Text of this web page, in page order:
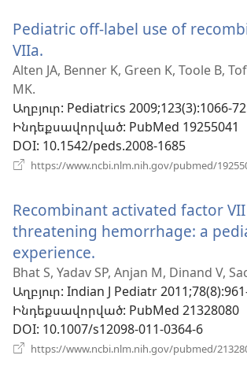
Pediatric off-label use of
VIIa.
է
պատուհան)
Alten JA, Benner K, Green K, Toole B,
MK.
Աղբյուր‎: Pediatrics 2009;123(3):1066-
Ինդեքսավորված‎: PubMed 19255041
DOI‎: 10.1542/peds.2008-1685
https://www.ncbi.nlm.nih.gov/pubmed/
Recombinant activated factor
threatening hemorrhage: a
experience.
է
նոր
պատուհան)
Bhat S, Yadav SP, Anjan M, Dinand V,
Աղբյուր‎: Indian J Pediatr
Ինդեքսավորված‎: PubMed 21328080
DOI‎: 10.1007/s12098-011-0364-6
https://www.ncbi.nlm.nih.gov/pubmed/